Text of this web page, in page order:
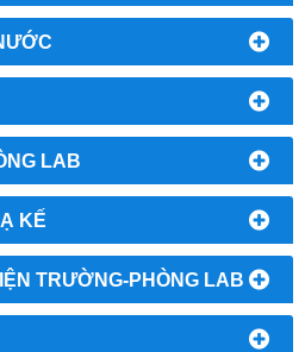
LAB
KẾ
TRƯỜNG-PHÒNG LAB